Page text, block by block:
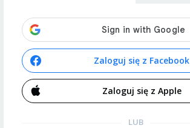
Zaloguj się z Facebook
Zaloguj się z Apple
LUB